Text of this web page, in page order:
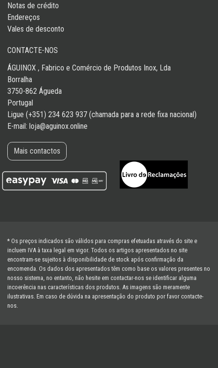
Notas de crédito
Endereços
Vales de desconto
CONTACTE-NOS
ÁGUINOX , Fabrico e Comércio de Produtos Inox, Lda
Borralha
3750-862 Águeda
Portugal
Ligue (+351) 234 623 937 (chamada para a rede fixa nacional)
E-mail: loja@aguinox.online
Mais contactos
* Os preços indicados são válidos para compras efetuadas através do site e
incluem IVA à taxa legal em vigor. Todos os artigos apresentados no site
encontram-se sujeitos à disponibilidade de stock após confirmação da
encomenda. Os dados dos apresentados têm como base os valores presentes no
nosso sistema, no entanto, não hesite em contactar-nos se identificar alguma
incoerência nas características dos produtos. As imagens são meramente
ilustrativas. Em caso de dúvida na apresentação do produto por favor contacte-
nos.